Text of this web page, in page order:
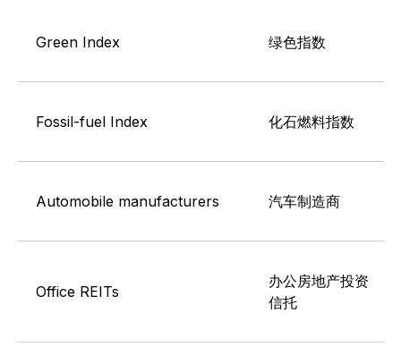
Green Index 绿色指数
Fossil-fuel Index 化石燃料指数
Automobile manufacturers 汽车制造商
Office REITs
办公房地产投资
信托